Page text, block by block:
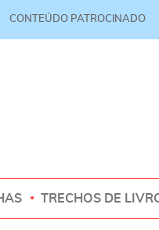
CONTEÚDO PATROCINADO
TRECHOS DE